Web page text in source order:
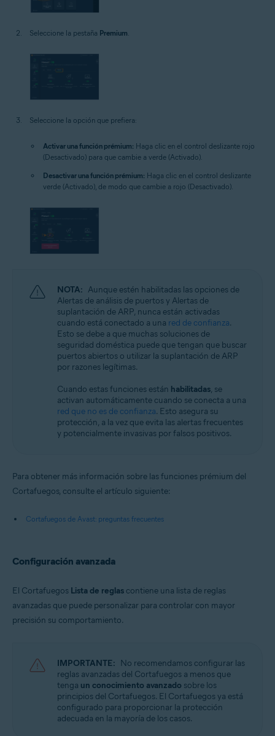
Seleccione la pestaña Premium
Seleccione la opción que prefiera:
Activar una función prémium: Haga clic en el control deslizante rojo
(Desactivado) para que cambie a verde (Activado).
Desactivar una función prémium: Haga clic en el control deslizante
verde (Activado), de modo que cambie a rojo (Desactivado).
NOTA: Aunque estén habilitadas las opciones de
Alertas de análisis de puertos y Alertas de
suplantación de ARP, nunca están activadas
cuando está conectado a una red de confianza.
Esto se debe a que muchas soluciones de
seguridad doméstica puede que tengan que buscar
puertos abiertos o utilizar la suplantación de ARP
por razones legítimas.
Cuando estas funciones están habilitadas, se
activan automáticamente cuando se conecta a una
red que no es de confianza. Esto asegura su
protección, a la vez que evita las alertas frecuentes
y potencialmente invasivas por falsos positivos.
Para obtener más información sobre las funciones prémium del
Cortafuegos, consulte el artículo siguiente:
Cortafuegos de Avast: preguntas frecuentes
Configuración avanzada
El Cortafuegos Lista de reglas contiene una lista de reglas
avanzadas que puede personalizar para controlar con mayor
precisión su comportamiento.
IMPORTANTE: No recomendamos configurar las
reglas avanzadas del Cortafuegos a menos que
tenga un conocimiento avanzado sobre los
principios del Cortafuegos. El Cortafuegos ya está
configurado para proporcionar la protección
adecuada en la mayoría de los casos.